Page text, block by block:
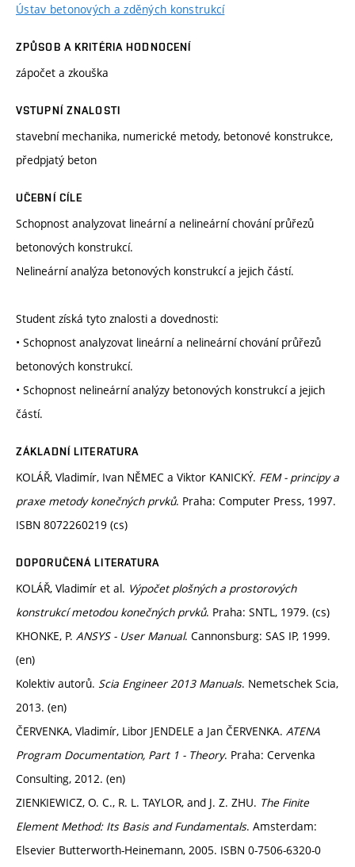
Ústav betonových a zděných konstrukcí
ZPŮSOB A KRITÉRIA HODNOCENÍ
zápočet a zkouška
VSTUPNÍ ZNALOSTI
stavební mechanika, numerické metody, betonové konstrukce,
předpjatý beton
UČEBNÍ CÍLE
Schopnost analyzovat lineární a nelineární chování průřezů
betonových konstrukcí.
Nelineární analýza betonových konstrukcí a jejich částí.
Student získá tyto znalosti a dovednosti:
• Schopnost analyzovat lineární a nelineární chování průřezů
betonových konstrukcí.
• Schopnost nelineární analýzy betonových konstrukcí a jejich
částí.
ZÁKLADNÍ LITERATURA
KOLÁŘ, Vladimír, Ivan NĚMEC a Viktor KANICKÝ. FEM - principy a
praxe metody konečných prvků. Praha: Computer Press, 1997.
ISBN 8072260219 (cs)
DOPORUČENÁ LITERATURA
KOLÁŘ, Vladimír et al. Výpočet plošných a prostorových
konstrukcí metodou konečných prvků. Praha: SNTL, 1979. (cs)
KHONKE, P. ANSYS - User Manual. Cannonsburg: SAS IP, 1999.
(en)
Kolektiv autorů. Scia Engineer 2013 Manuals. Nemetschek Scia,
2013. (en)
ČERVENKA, Vladimír, Libor JENDELE a Jan ČERVENKA. ATENA
Program Documentation, Part 1 - Theory. Praha: Cervenka
Consulting, 2012. (en)
ZIENKIEWICZ, O. C., R. L. TAYLOR, and J. Z. ZHU. The Finite
Element Method: Its Basis and Fundamentals. Amsterdam:
Elsevier Butterworth-Heinemann, 2005. ISBN 0-7506-6320-0